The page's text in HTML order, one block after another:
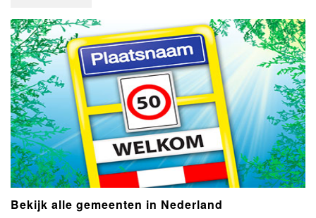
Bekijk alle gemeenten in Nederland